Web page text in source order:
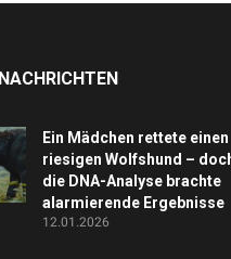
Ein Mädchen rettete einen
riesigen Wolfshund –
die DNA-Analyse brachte
alarmierende Ergebnisse
12.01.2026